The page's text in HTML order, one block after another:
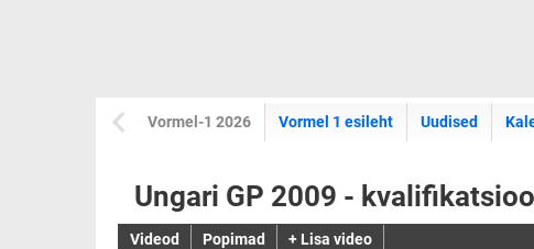
Vormel-1 2026 Vormel 1 esileht Uudised
Ungari GP 2009 -
Videod Popimad + Lisa video